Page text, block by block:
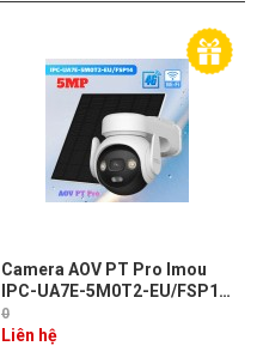
Camera AOV PT Pro Imou
IPC-UA7E-5M0T2-EU/FSP14
5MP - Pin mặt trời, Sim 4G &
WiFi, Tích hợp loa & mic, Tích
0
Liên hệ